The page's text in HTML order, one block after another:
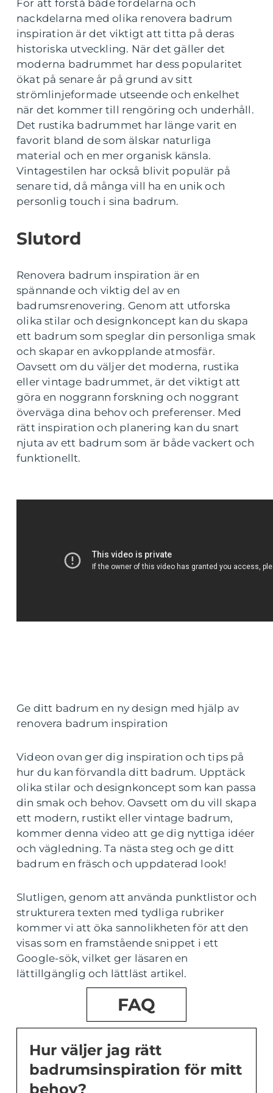
För att förstå både fördelarna och
nackdelarna med olika renovera badrum
inspiration är det viktigt att titta på deras
historiska utveckling. När det gäller det
moderna badrummet har dess popularitet
ökat på senare år på grund av sitt
strömlinjeformade utseende och enkelhet
när det kommer till rengöring och underhåll.
Det rustika badrummet har länge varit en
favorit bland de som älskar naturliga
material och en mer organisk känsla.
Vintagestilen har också blivit populär på
senare tid, då många vill ha en unik och
personlig touch i sina badrum.
Slutord
Renovera badrum inspiration är en
spännande och viktig del av en
badrumsrenovering. Genom att utforska
olika stilar och designkoncept kan du skapa
ett badrum som speglar din personliga smak
och skapar en avkopplande atmosfär.
Oavsett om du väljer det moderna, rustika
eller vintage badrummet, är det viktigt att
göra en noggrann forskning och noggrant
överväga dina behov och preferenser. Med
rätt inspiration och planering kan du snart
njuta av ett badrum som är både vackert och
funktionellt.
Ge ditt badrum en ny design med hjälp av
renovera badrum inspiration
Videon ovan ger dig inspiration och tips på
hur du kan förvandla ditt badrum. Upptäck
olika stilar och designkoncept som kan passa
din smak och behov. Oavsett om du vill skapa
ett modern, rustikt eller vintage badrum,
kommer denna video att ge dig nyttiga idéer
och vägledning. Ta nästa steg och ge ditt
badrum en fräsch och uppdaterad look!
Slutligen, genom att använda punktlistor och
strukturera texten med tydliga rubriker
kommer vi att öka sannolikheten för att den
visas som en framstående snippet i ett
Google-sök, vilket ger läsaren en
lättillgänglig och lättläst artikel.
FAQ
Hur väljer jag rätt
badrumsinspiration för mitt
behov?